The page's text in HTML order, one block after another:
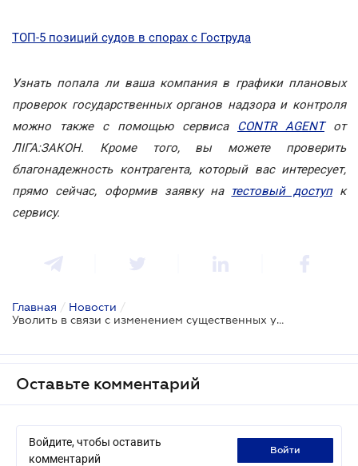
ТОП-5 позиций судов в спорах с Гоструда
Узнать попала ли ваша компания в графики плановых
проверок государственных органов надзора и контроля
можно также с помощью сервиса CONTR AGENTот
ЛІГА:ЗАКОН. Кроме того, вы можете проверить
благонадежность контрагента, который вас интересует,
прямо сейчас, оформив заявку на тестовый доступк
сервису.
Главная / Новости /
Уволить в связи с изменением существенных условий труда можно только в случае отказа от работы в новых условиях
Оставьте комментарий
Войдите, чтобы оставить
комментарий
войти